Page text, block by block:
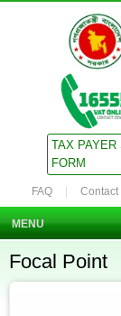
TAX PAYER
FORM
FAQ Contact
MENU
Focal Point